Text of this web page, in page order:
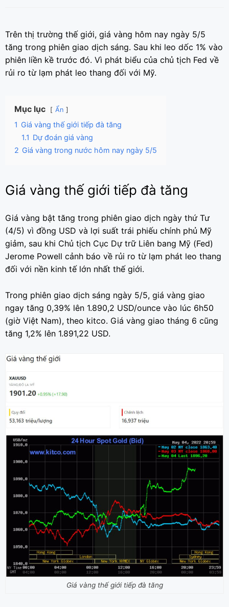
Trên thị trường thế giới, giá vàng hôm nay ngày 5/5
tăng trong phiên giao dịch sáng. Sau khi leo dốc 1% vào
phiên liền kề trước đó. Vì phát biểu của chủ tịch Fed về
rủi ro từ lạm phát leo thang đối với Mỹ.
Mục lục Ẩn
1 Giá vàng thế giới tiếp đà tăng
1.1 Dự đoán giá vàng
2 Giá vàng trong nước hôm nay ngày 5/5
Giá vàng thế giới tiếp đà tăng
Giá vàng bật tăng trong phiên giao dịch ngày thứ Tư
(4/5) vì đồng USD và lợi suất trái phiếu chính phủ Mỹ
giảm, sau khi Chủ tịch Cục Dự trữ Liên bang Mỹ (Fed)
Jerome Powell cảnh báo về rủi ro từ lạm phát leo thang
đối với nền kinh tế lớn nhất thế giới.
Trong phiên giao dịch sáng ngày 5/5, giá vàng giao
ngay tăng 0,39% lên 1.890,2 USD/ounce vào lúc 6h50
(giờ Việt Nam), theo kitco. Giá vàng giao tháng 6 cũng
tăng 1,2% lên 1.891,22 USD.
Giá vàng thế giới tiếp đà tăng